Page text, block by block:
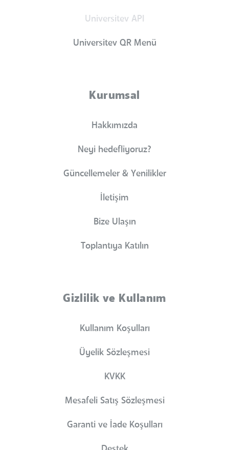
Universitev API
Universitev QR Menü
Kurumsal
Hakkımızda
Neyi hedefliyoruz?
Güncellemeler & Yenilikler
İletişim
Bize Ulaşın
Toplantıya Katılın
Gizlilik ve Kullanım
Kullanım Koşulları
Üyelik Sözleşmesi
KVKK
Mesafeli Satış Sözleşmesi
Garanti ve İade Koşulları